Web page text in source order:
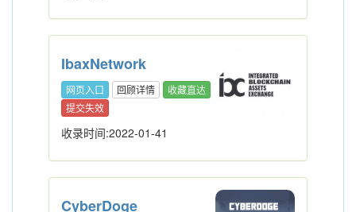
IbaxNetwork
网页入口 回顾详情
收藏直达
提交失效
收录时间:2022-01-41
CyberDoge